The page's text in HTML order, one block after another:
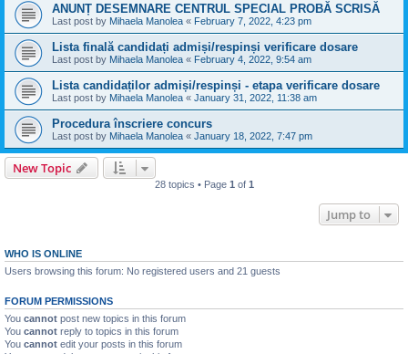
ANUNȚ DESEMNARE CENTRUL SPECIAL PROBĂ SCRISĂ
Last post by Mihaela Manolea « February 7, 2022, 4:23 pm
Lista finală candidați admiși/respinși verificare dosare
Last post by Mihaela Manolea « February 4, 2022, 9:54 am
Lista candidaților admiși/respinși - etapa verificare dosare
Last post by Mihaela Manolea « January 31, 2022, 11:38 am
Procedura înscriere concurs
Last post by Mihaela Manolea « January 18, 2022, 7:47 pm
New Topic
28 topics • Page 1 of 1
Jump to
WHO IS ONLINE
Users browsing this forum: No registered users and 21 guests
FORUM PERMISSIONS
You cannot post new topics in this forum
You cannot reply to topics in this forum
You cannot edit your posts in this forum